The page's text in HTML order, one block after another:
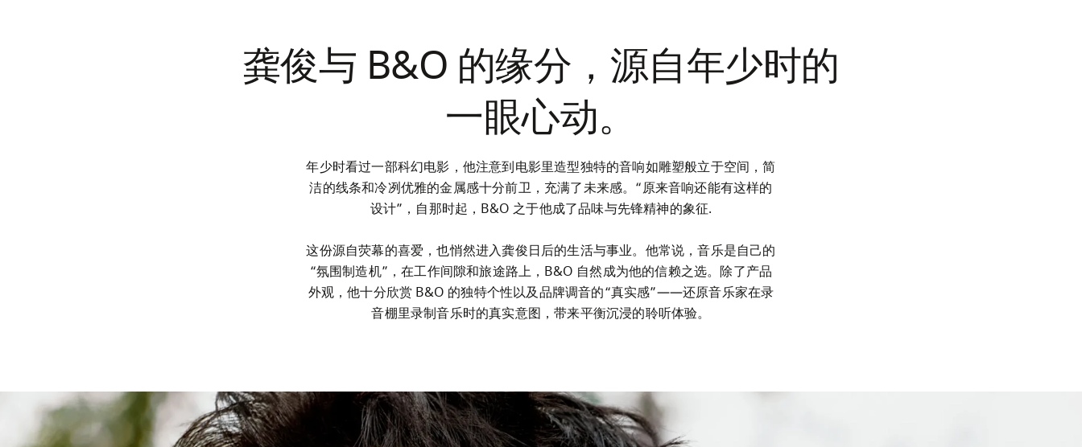
龚俊与 B&O 的缘分，源自年少时的
一眼心动。
年少时看过一部科幻电影，他注意到电影里造型独特的音响如雕塑般立于空间，简
洁的线条和冷冽优雅的金属感十分前卫，充满了未来感。“原来音响还能有这样的
设计”，自那时起，B&O 之于他成了品味与先锋精神的象征.
这份源自荧幕的喜爱，也悄然进入龚俊日后的生活与事业。他常说，音乐是自己的
“氛围制造机”，在工作间隙和旅途路上，B&O 自然成为他的信赖之选。除了产品
外观，他十分欣赏 B&O 的独特个性以及品牌调音的“真实感”——还原音乐家在录
音棚里录制音乐时的真实意图，带来平衡沉浸的聆听体验。